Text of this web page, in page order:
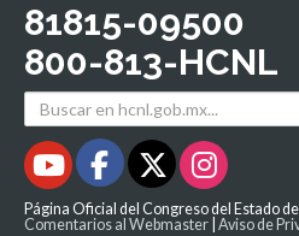
81815-09500
800-813-HCNL
Página Oficial del Congreso del Estado
Comentarios al Webmaster Aviso de